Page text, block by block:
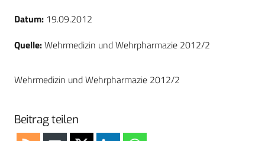
Datum: 19.09.2012
Quelle:Wehrmedizin und Wehrpharmazie 2012/2
Wehrmedizin und Wehrpharmazie 2012/2
Beitrag teilen